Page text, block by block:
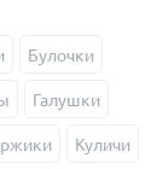
Булочки
Галушки
Куличи